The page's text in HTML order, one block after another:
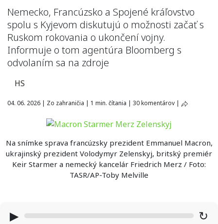
Nemecko, Francúzsko a Spojené kráľovstvo
spolu s Kyjevom diskutujú o možnosti začať s
Ruskom rokovania o ukončení vojny.
Informuje o tom agentúra Bloomberg s
odvolaním sa na zdroje
HS
04. 06. 2026 | Zo zahraničia | 1 min. čítania | 30 komentárov |
Na snímke sprava francúzsky prezident Emmanuel Macron,
ukrajinský prezident Volodymyr Zelenskyj, britský premiér
Keir Starmer a nemecký kancelár Friedrich Merz / Foto:
TASR/AP-Toby Melville
▶ ↻